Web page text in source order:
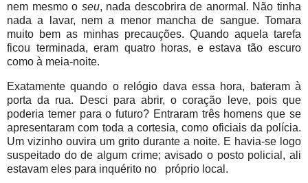
nem mesmo o seu, nada descobrira de anormal. Não tinha
nada a lavar, nem a menor mancha de sangue. Tomara
muito bem as minhas precauções. Quando aquela tarefa
ficou terminada, eram quatro horas, e estava tão escuro
como à meia-noite.
Exatamente quando o relógio dava essa hora, bateram à
porta da rua. Desci para abrir, o coração leve, pois que
poderia temer para o futuro? Entraram três homens que se
apresentaram com toda a cortesia, como oficiais da polícia.
Um vizinho ouvira um grito durante a noite. E havia-se logo
suspeitado do de algum crime; avisado o posto policial, ali
estavam eles para inquérito no próprio local.